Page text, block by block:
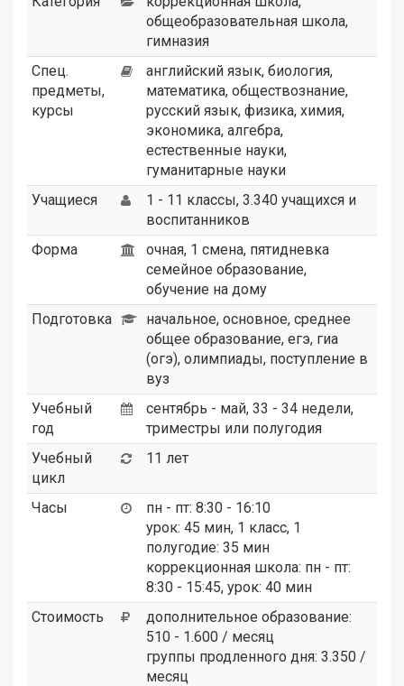
общеобразовательная школа,
гимназия
Спец.
предметы,
курсы
английский язык, биология,
математика, обществознание,
русский язык, физика, химия,
экономика, алгебра,
естественные науки,
гуманитарные науки
Учащиеся
1 - 11 классы, 3.340 учащихся и
воспитанников
Форма
очная, 1 смена, пятидневка
семейное образование,
обучение на дому
Подготовка
начальное, основное, среднее
общее образование, егэ, гиа
(огэ), олимпиады, поступление в
вуз
Учебный
год
сентябрь - май, 33 - 34 недели,
триместры или полугодия
Учебный
цикл
11 лет
Часы
пн - пт: 8:30 - 16:10
урок: 45 мин, 1 класс, 1
полугодие: 35 мин
коррекционная школа: пн - пт:
8:30 - 15:45, урок: 40 мин
Стоимость
дополнительное образование:
510 - 1.600 / месяц
группы продленного дня: 3.350 /
месяц